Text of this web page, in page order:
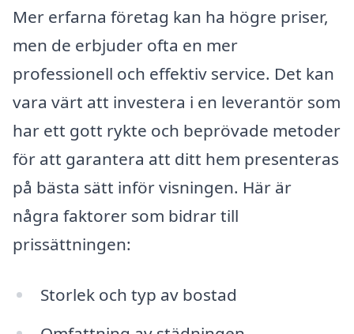
Mer erfarna företag kan ha högre priser,
men de erbjuder ofta en mer
professionell och effektiv service. Det kan
vara värt att investera i en leverantör som
har ett gott rykte och beprövade metoder
för att garantera att ditt hem presenteras
på bästa sätt inför visningen. Här är
några faktorer som bidrar till
prissättningen:
Storlek och typ av bostad